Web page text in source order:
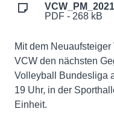
PDF - 268 kB
Mit dem
VCW den nächsten
Volleyball Bundesliga
19 Uhr, in der
Einheit.